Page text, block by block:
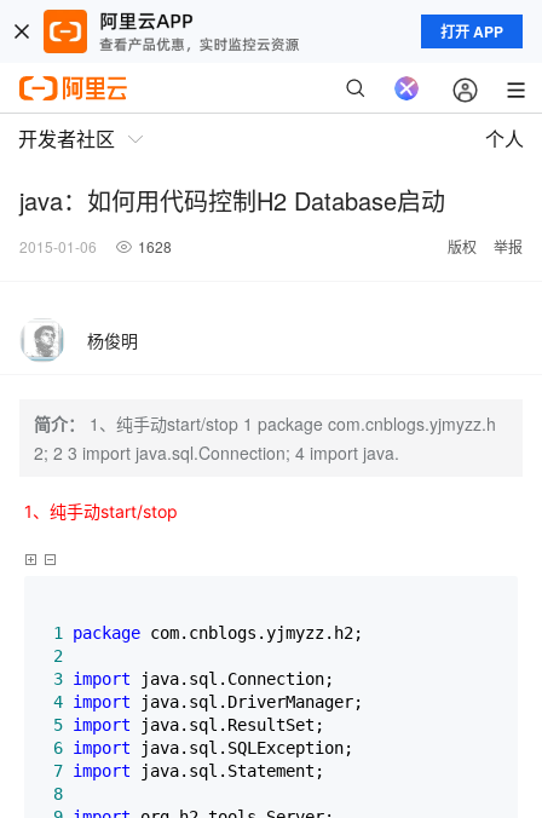
打开 APP
开发者社区 个人
java：如何用代码控制H2 Database启动
2015-01-06 1628 版权 举报
杨俊明
简介：
1、纯手动start/stop 1 package com.cnblogs.yjmyzz.h
2; 2 3 import java.sql.Connection; 4 import java.
1、纯手动start/stop
1 package
2
3 import
4 import
5 import
6 import
7 import
8